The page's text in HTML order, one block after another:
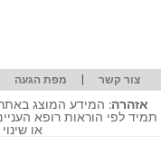
צור קשר | מפת הגעה
אזהרה: המידע המוצג
תמיד לפי הוראות רופא
או